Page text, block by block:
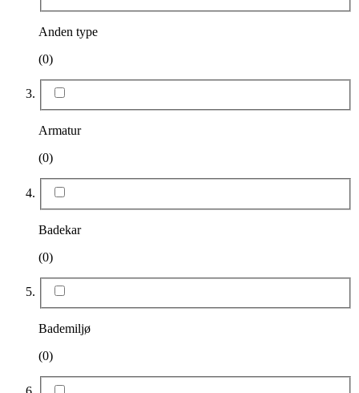
Anden type
(0)
Armatur
(0)
Badekar
(0)
Bademiljø
(0)